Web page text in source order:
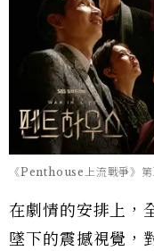
《Penthouse上流戰爭》
在劇情的安排上，
墜下的震撼視覺，